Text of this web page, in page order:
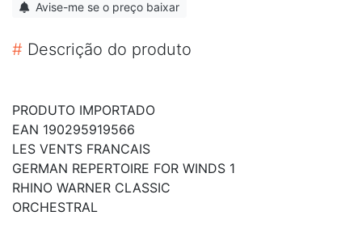
Avise-me se o preço baixar
# Descrição do produto
PRODUTO IMPORTADO
EAN 190295919566
LES VENTS FRANCAIS
GERMAN REPERTOIRE FOR WINDS 1
RHINO WARNER CLASSIC
ORCHESTRAL